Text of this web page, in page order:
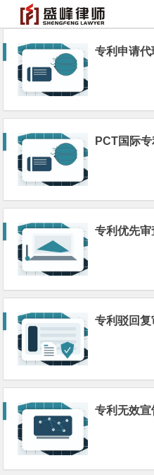
专利申请代
PCT国际
专利优先
专利驳回复
专利无效